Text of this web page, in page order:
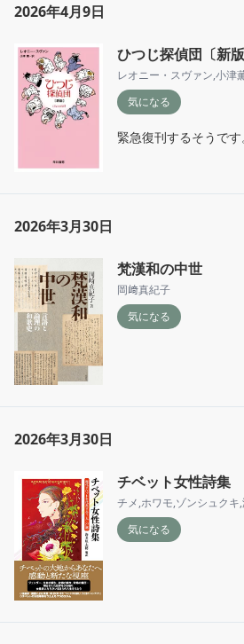
2026年4月9日
ひつじ探偵団〔新版
レオニー・スヴァン,小津
気になる
緊急復刊するそうです
2026年3月30日
梵漢和の中世
岡﨑真紀子
気になる
2026年3月30日
チベット女性詩集
チメ,ホワモ,ゾンシュクキ,
気になる